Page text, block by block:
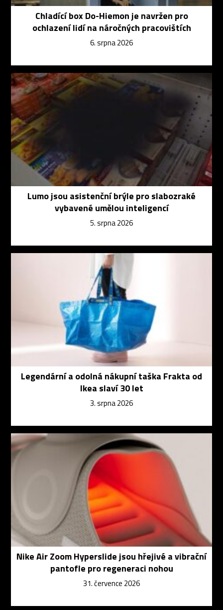
Chladící box Do-Hiemon je navržen pro
ochlazení lidí na náročných pracovištích
6. srpna 2026
Lumo jsou asistenční brýle pro slabozraké
vybavené umělou inteligencí
5. srpna 2026
Legendární a odolná nákupní taška Frakta od
Ikea slaví 30 let
3. srpna 2026
Nike Air Zoom Hyperslide jsou hřejivé a vibrační
pantofle pro regeneraci nohou
31. července 2026